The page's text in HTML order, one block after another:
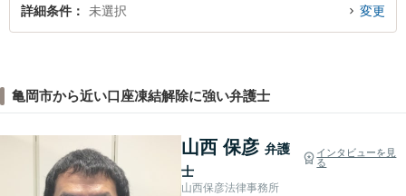
詳細条件 未選択 変更
亀岡市から近い口座凍結解除に強い弁護士
山西 保彦 弁護
士
インタビューを見
る
山西保彦法律事務所